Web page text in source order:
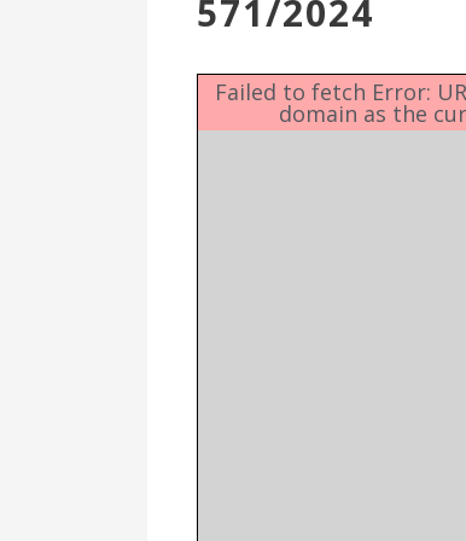
Επιτροπή
Ενότητες
571/2024
Failed to fetch Error:
domain as the